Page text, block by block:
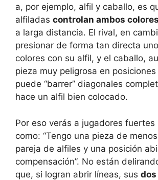
a, por ejemplo, alfil y caballo, es
alfiladas controlan ambos
a larga distancia. El rival, en
presionar de forma tan directa
colores con su alfil, y el caballo,
pieza muy peligrosa en
puede “barrer” diagonales
hace un alfil bien colocado.
Por eso verás a jugadores fuertes
como: “Tengo una pieza de
pareja de alfiles y una posición
compensación”. No están
que, si logran abrir líneas, sus